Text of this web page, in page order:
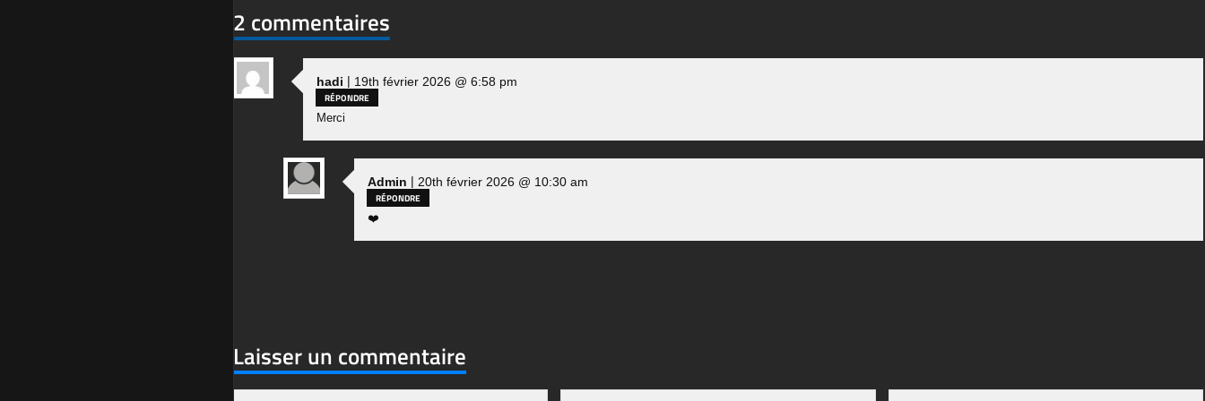
2 commentaires
hadi | 19th février 2026 @ 6:58 pm
RÉPONDRE
Merci
Admin | 20th février 2026 @ 10:30 am
RÉPONDRE
❤️
Laisser un commentaire